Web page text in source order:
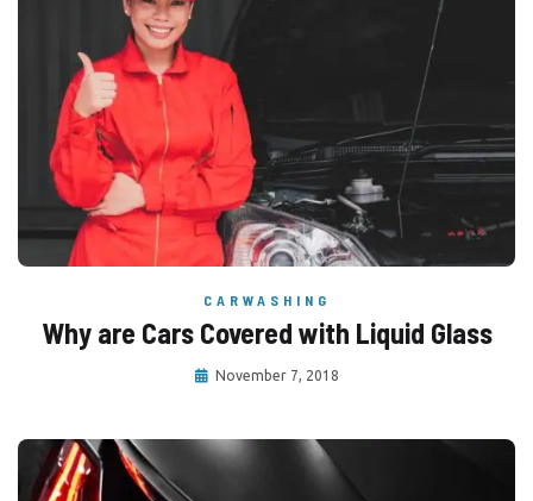
CARWASHING
Why are Cars Covered with Liquid Glass
November 7, 2018